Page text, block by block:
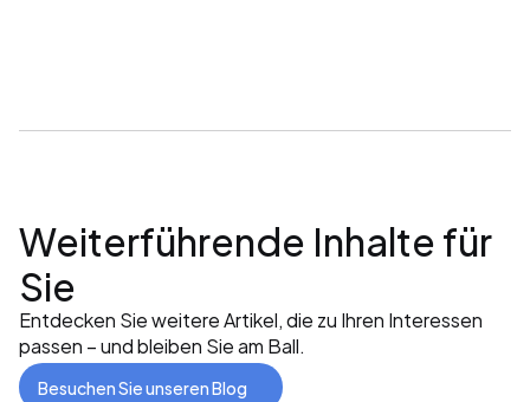
Weiterführende Inhalte für
Sie
Entdecken Sie weitere Artikel, die zu Ihren Interessen
passen – und bleiben Sie am Ball.
Besuchen Sie unseren Blog